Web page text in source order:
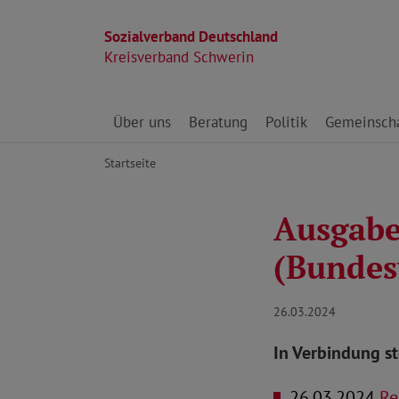
Sozialverband Deutschland
Kreisverband Schwerin
Direkt zu den Inhalten springen
Über uns Beratung Politik
Startseite
26.03.2024
In Verbindung